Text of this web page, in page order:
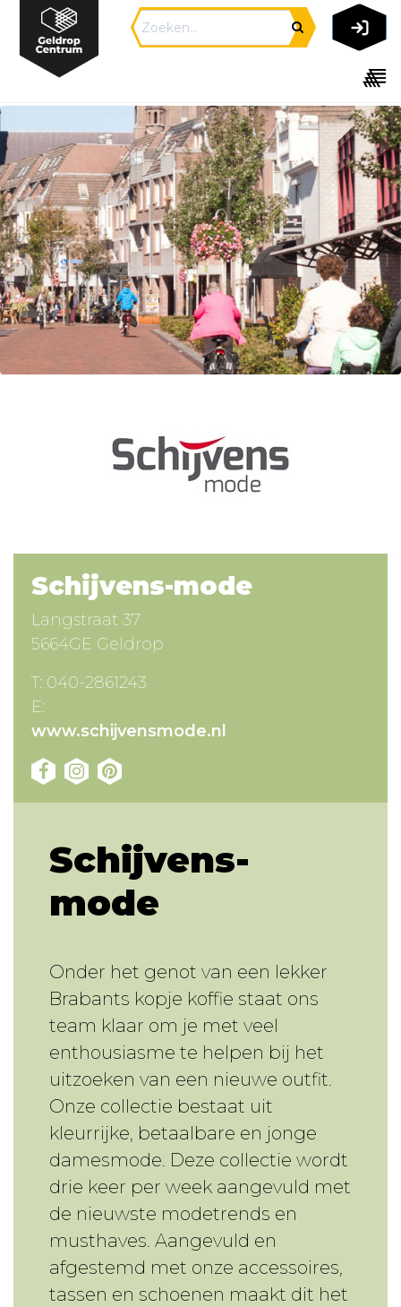
Schijvens-mode
Langstraat 37
5664GE Geldrop
T: 040-2861243
E:
www.schijvensmode.nl
Schijvens-
mode
Onder het genot van een lekker
Brabants kopje koffie staat ons
team klaar om je met veel
enthousiasme te helpen bij het
uitzoeken van een nieuwe outfit.
Onze collectie bestaat uit
kleurrijke, betaalbare en jonge
damesmode. Deze collectie wordt
drie keer per week aangevuld met
de nieuwste modetrends en
musthaves. Aangevuld en
afgestemd met onze accessoires,
tassen en schoenen maakt dit het